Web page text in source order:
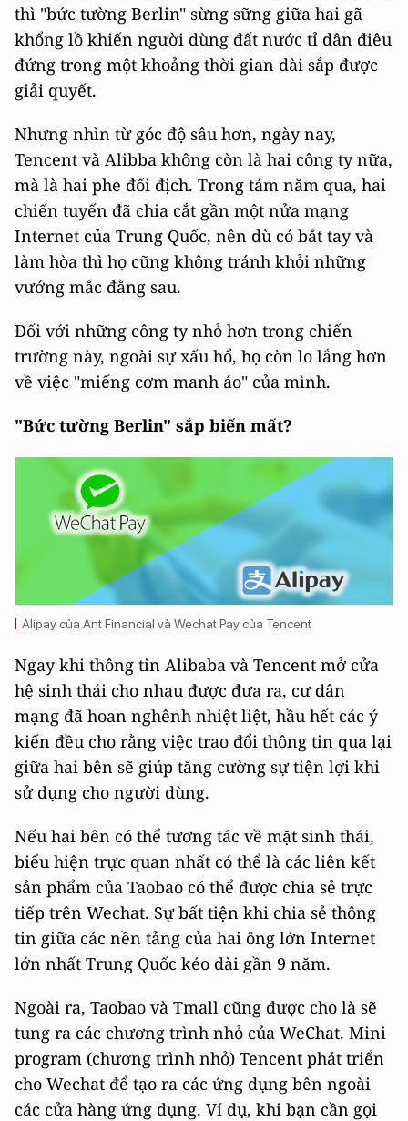
thì "bức tường Berlin" sừng sững giữa hai gã
khổng lồ khiến người dùng đất nước tỉ dân điêu
đứng trong một khoảng thời gian dài sắp được
giải quyết.
Nhưng nhìn từ góc độ sâu hơn, ngày nay,
Tencent và Alibba không còn là hai công ty nữa,
mà là hai phe đối địch. Trong tám năm qua, hai
chiến tuyến đã chia cắt gần một nửa mạng
Internet của Trung Quốc, nên dù có bắt tay và
làm hòa thì họ cũng không tránh khỏi những
vướng mắc đằng sau.
Đối với những công ty nhỏ hơn trong chiến
trường này, ngoài sự xấu hổ, họ còn lo lắng hơn
về việc "miếng cơm manh áo" của mình.
"Bức tường Berlin" sắp biến mất?
Alipay của Ant Financial và Wechat Pay của Tencent
Ngay khi thông tin Alibaba và Tencent mở cửa
hệ sinh thái cho nhau được đưa ra, cư dân
mạng đã hoan nghênh nhiệt liệt, hầu hết các ý
kiến ​​đều cho rằng việc trao đổi thông tin qua lại
giữa hai bên sẽ giúp tăng cường sự tiện lợi khi
sử dụng cho người dùng.
Nếu hai bên có thể tương tác về mặt sinh thái,
biểu hiện trực quan nhất có thể là các liên kết
sản phẩm của Taobao có thể được chia sẻ trực
tiếp trên Wechat. Sự bất tiện khi chia sẻ thông
tin giữa các nền tảng của hai ông lớn Internet
lớn nhất Trung Quốc kéo dài gần 9 năm.
Ngoài ra, Taobao và Tmall cũng được cho là sẽ
tung ra các chương trình nhỏ của WeChat. Mini
program (chương trình nhỏ) Tencent phát triển
cho Wechat để tạo ra các ứng dụng bên ngoài
các cửa hàng ứng dụng. Ví dụ, khi bạn cần gọi